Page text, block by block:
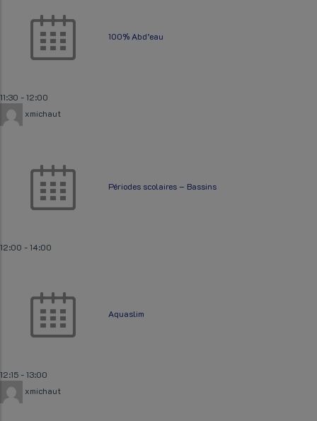
100% Abd’eau
11:30 -12:00
xmichaut
Périodes scolaires – Bassins
12:00 -14:00
Aquaslim
12:15-13:00
xmichaut